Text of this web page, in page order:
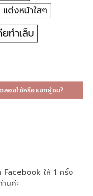
แต่งหน้าใสๆ
ยทำเล็บ
ลองใช้หรือแจกผู้ชม?
Facebook ให้ 1 ครั้ง
นค่ะ